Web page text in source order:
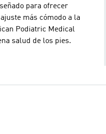
para ofrecer
más cómodo a la
Podiatric Medical
salud de los pies.